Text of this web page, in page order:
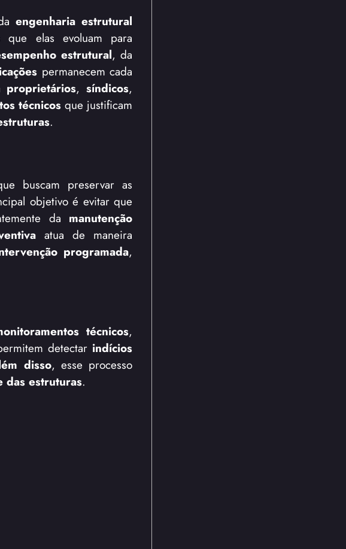
engenharia estrutural
que elas evoluam para
estrutural, da
permanecem cada
proprietários,síndicos,
técnicos que justificam
.
buscam preservar as
objetivo é evitar que
da manutenção
atua de maneira
programada,
técnicos,
detectar indícios
disso, esse processo
das estruturas.